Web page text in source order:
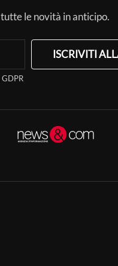
le novità in anticipo.
ISCRIVITI